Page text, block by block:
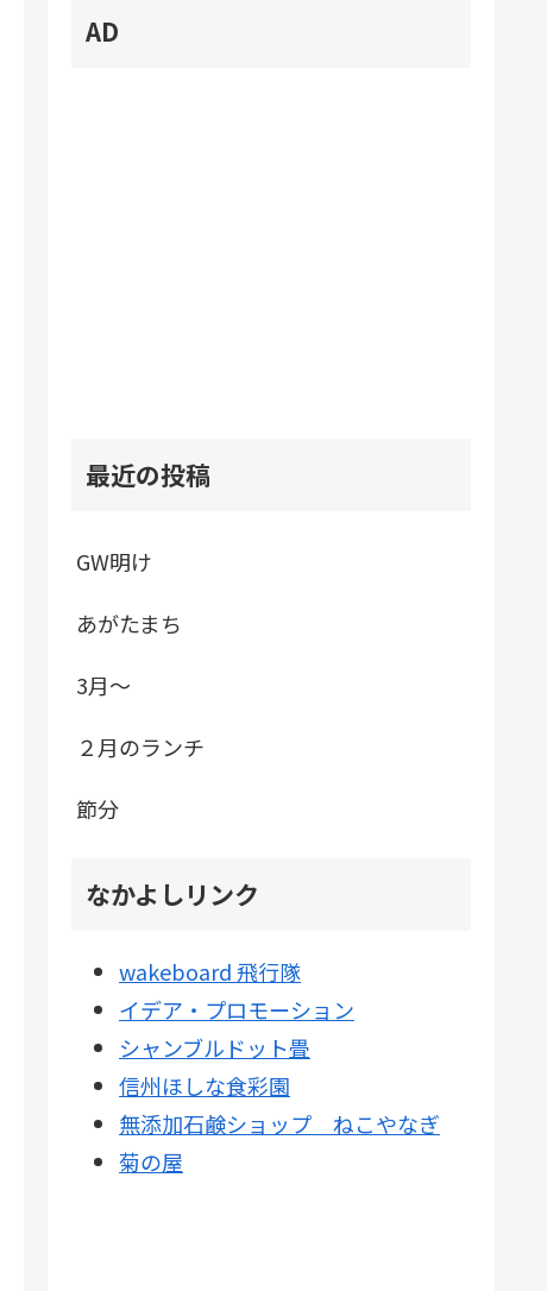
AD
最近の投稿
GW明け
あがたまち
3月～
２月のランチ
節分
なかよしリンク
wakeboard 飛行隊
イデア・プロモーション
シャンブルドット畳
信州ほしな食彩園
無添加石鹸ショップ ねこやなぎ
菊の屋